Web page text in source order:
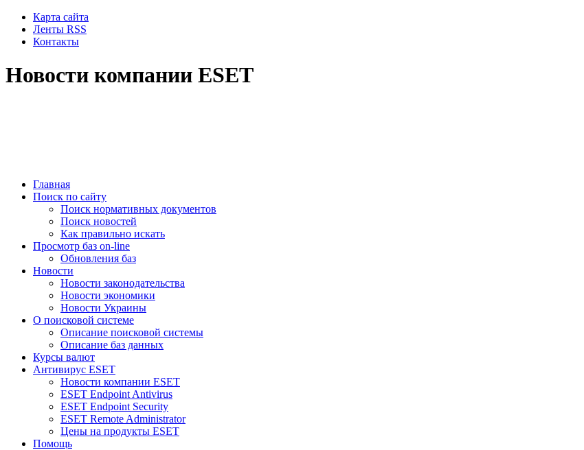
Карта сайта
Ленты RSS
Контакты
Новости компании ESET
Главная
Поиск по сайту
Поиск нормативных документов
Поиск новостей
Как правильно искать
Просмотр баз on-line
Обновления баз
Новости
Новости законодательства
Новости экономики
Новости Украины
О поисковой системе
Описание поисковой системы
Описание баз данных
Курсы валют
Антивирус ESET
Новости компании ESET
ESET Endpoint Antivirus
ESET Endpoint Security
ESET Remote Administrator
Цены на продукты ESET
Помощь